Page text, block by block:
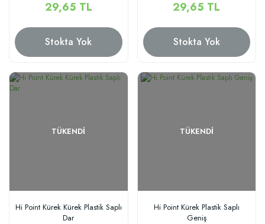
29,65 TL
Stokta Yok
29,65 TL
Stokta Yok
TÜKENDI
Hi Point Kürek Kürek Plastik Saplı
Dar
TÜKENDI
Hi Point Kürek Plastik Saplı
Geniş